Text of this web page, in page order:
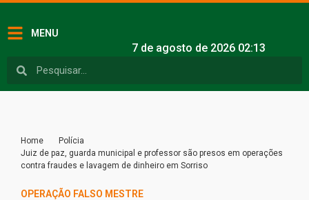
MENU
7 de agosto de 2026 02:13
Home
Polícia
Juiz de paz, guarda municipal e professor são presos em operações
contra fraudes e lavagem de dinheiro em Sorriso
OPERAÇÃO FALSO MESTRE